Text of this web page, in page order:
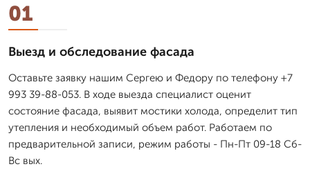
01
Выезд и обследование фасада
Оставьте заявку нашим Сергею и Федору по телефону +7
993 39-88-053. В ходе выезда специалист оценит
состояние фасада, выявит мостики холода, определит тип
утепления и необходимый объем работ. Работаем по
предварительной записи, режим работы - Пн-Пт 09-18 Сб-
Вс вых.